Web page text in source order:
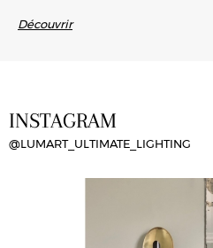
Découvrir
INSTAGRAM
@LUMART_ULTIMATE_LIGHTING